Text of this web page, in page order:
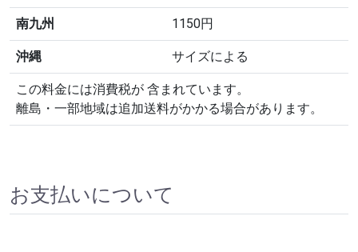
南九州 1150円
沖縄 サイズによる
この料金には消費税が 含まれています。
離島・一部地域は追加送料がかかる場合があります。
お支払いについて